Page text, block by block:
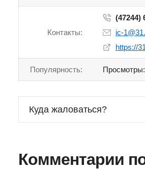
Контакты:
(47244)
ic-
https://
Популярность:
Куда жаловаться?
Комментарии